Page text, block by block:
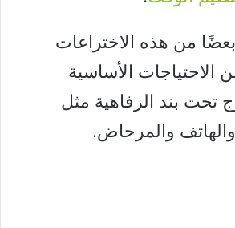
من هذه الاختراعات
الأساسية
تحت بند الرفاهية مثل
والمرحاض.